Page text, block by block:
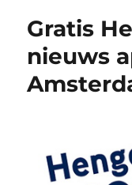
Gratis
nieuws